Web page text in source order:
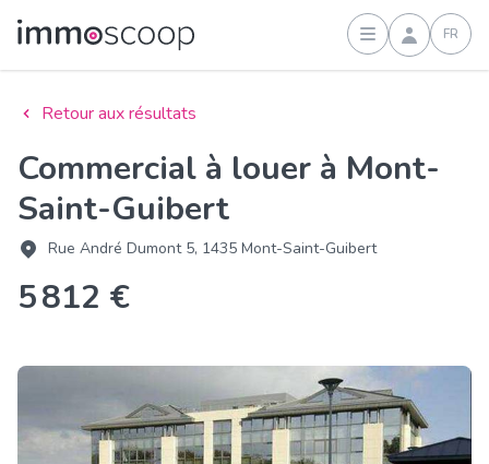
Connexion
FR
Retour aux résultats
Commercial à louer à Mont-
Saint-Guibert
Rue André Dumont 5, 1435 Mont-Saint-Guibert
5 812 €